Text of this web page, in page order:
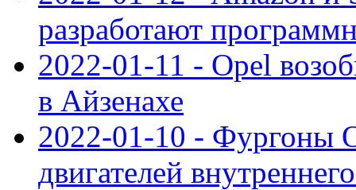
разработают
2022-01-11 - Opel
в Айзенахе
2022-01-10 - Фургоны
двигателей